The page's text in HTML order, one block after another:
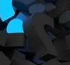
lütfentıklayınız